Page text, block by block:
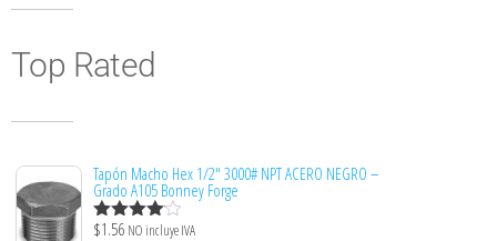
Top Rated
Tapón Macho Hex 1/2″ 3000# NPT ACERO NEGRO –
Grado A105 Bonney Forge
Valorado
$1.56 NO incluye IVA